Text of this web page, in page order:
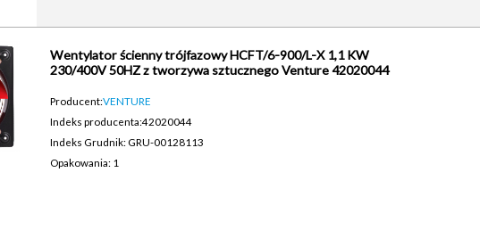
Wentylator ścienny trójfazowy HCFT/6-900/L-X 1,1 KW
230/400V 50HZ z tworzywa sztucznego Venture 42020044
Producent:VENTURE
Indeks producenta:42020044
Indeks Grudnik: GRU-00128113
Opakowania: 1